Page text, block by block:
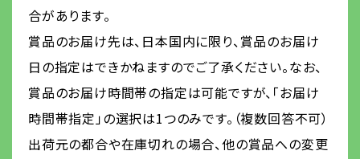
合があります。
賞品のお届け先は、日本国内に限り、賞品のお届け
日の指定はできかねますのでご了承ください。なお、
賞品のお届け時間帯の指定は可能ですが、「お届け
時間帯指定」の選択は1つのみです。（複数回答不可）
出荷元の都合や在庫切れの場合、他の賞品への変更